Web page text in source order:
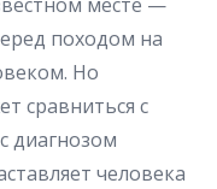
походом на
Но
сравниться с
диагнозом
человека